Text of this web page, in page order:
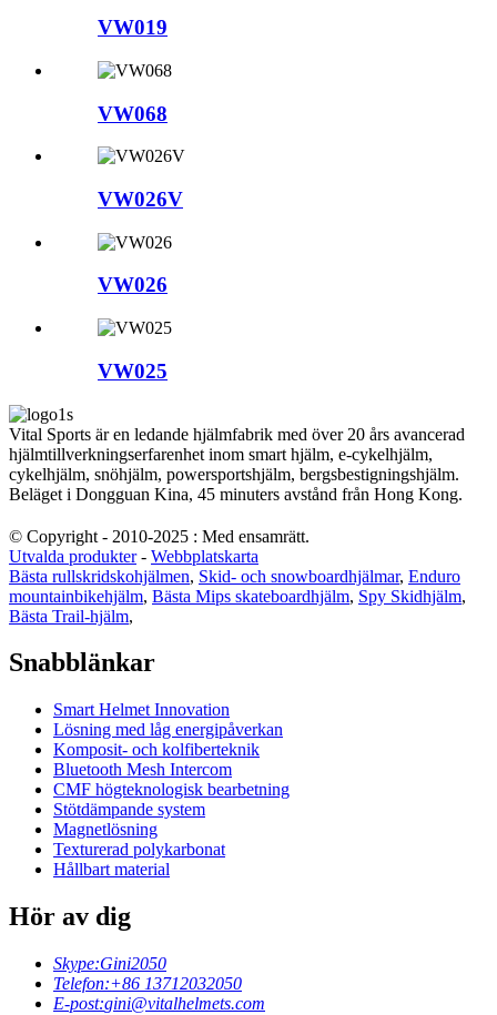
VW019
VW068
VW026V
VW026
VW025
Vital Sports är en ledande hjälmfabrik med över 20 års avancerad
hjälmtillverkningserfarenhet inom smart hjälm, e-cykelhjälm,
cykelhjälm, snöhjälm, powersportshjälm, bergsbestigningshjälm.
Beläget i Dongguan Kina, 45 minuters avstånd från Hong Kong.
© Copyright - 2010-2025 : Med ensamrätt.
Utvalda produkter- Webbplatskarta
Bästa rullskridskohjälmen, Skid- och snowboardhjälmar, Enduro
mountainbikehjälm, Bästa Mips skateboardhjälm, Spy Skidhjälm,
Bästa Trail-hjälm,
Snabblänkar
Smart Helmet Innovation
Lösning med låg energipåverkan
Komposit- och kolfiberteknik
Bluetooth Mesh Intercom
CMF högteknologisk bearbetning
Stötdämpande system
Magnetlösning
Texturerad polykarbonat
Hållbart material
Hör av dig
Skype:Gini2050
Telefon:+86 13712032050
E-post:gini@vitalhelmets.com